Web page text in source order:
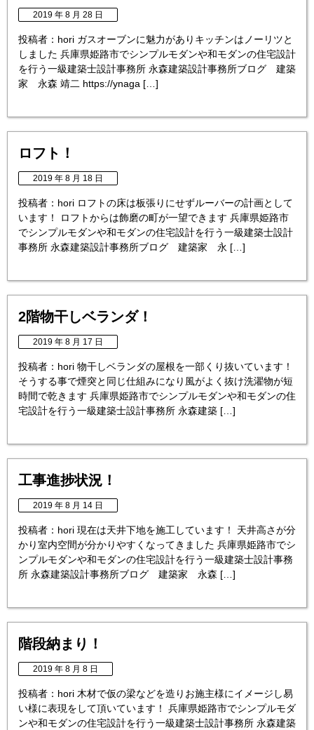
2019 年 8 月 28 日
投稿者：hori ガスオーブンに魅力がありキッチンはノーリツと
しました 兵庫県姫路市でシンプルモダンや和モダンの住宅設計
を行う一級建築士設計事務所 永森建築設計事務所ブログ 建築
家 永森 靖二 https://ynaga […]
ロフト！
2019 年 8 月 18 日
投稿者：hori ロフトの床は板張りにせずルーバーの計画として
います！ ロフトからは飾磨の町が一望できます 兵庫県姫路市
でシンプルモダンや和モダンの住宅設計を行う一級建築士設計
事務所 永森建築設計事務所ブログ 建築家 永 […]
2階物干しベランダ！
2019 年 8 月 17 日
投稿者：hori 物干しベランダの屋根を一部くり抜いています！
そうする事で煙突と同じ仕組みになり風がよく抜け洗濯物が短
時間で乾きます 兵庫県姫路市でシンプルモダンや和モダンの住
宅設計を行う一級建築士設計事務所 永森建築 […]
工事進捗状況！
2019 年 8 月 14 日
投稿者：hori 現在は天井下地を施工しています！ 天井高さが分
かり室内空間が分かりやすくなってきました 兵庫県姫路市でシ
ンプルモダンや和モダンの住宅設計を行う一級建築士設計事務
所 永森建築設計事務所ブログ 建築家 永森 […]
階段納まり！
2019 年 8 月 8 日
投稿者：hori 木材で仮の梁などを造りお施主様にイメージし易
い様に表現をして頂いています！ 兵庫県姫路市でシンプルモダ
ンや和モダンの住宅設計を行う一級建築士設計事務所 永森建築